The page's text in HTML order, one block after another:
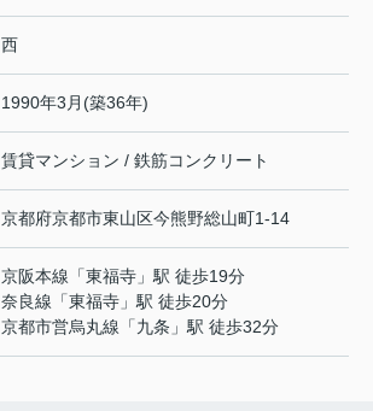
西
1990年3月(築36年)
賃貸マンション / 鉄筋コンクリート
京都府京都市東山区今熊野総山町1-14
京阪本線 「東福寺 」駅 徒歩19分
奈良線 「東福寺 」駅 徒歩20分
京都市営烏丸線 「九条 」駅 徒歩32分